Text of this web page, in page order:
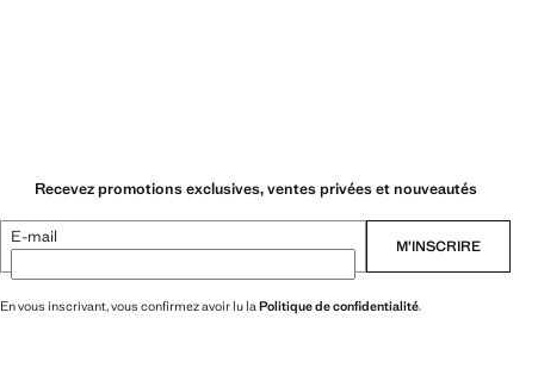
Recevez promotions exclusives, ventes privées et nouveautés
E-mail M’INSCRIRE
En vous inscrivant, vous confirmez avoir lu laPolitique de confidentialité.